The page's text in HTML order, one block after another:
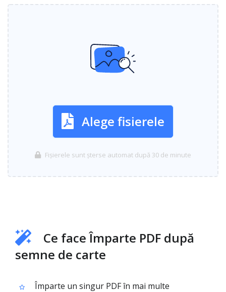
Alege fisierele
Fișierele sunt șterse automat după 30 de minute
Ce face Împarte PDF după
semne de carte
Împarte un singur PDF în mai multe